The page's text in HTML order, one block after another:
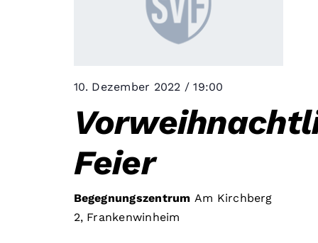
10. Dezember 2022 / 19:00
Feier
Begegnungszentrum Am Kirchberg
2, Frankenwinheim